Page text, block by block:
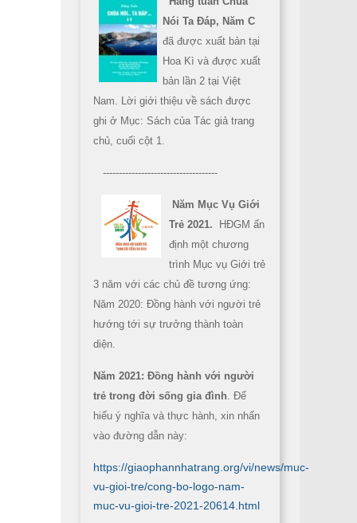
Nói Ta Đáp, Năm C
đã được xuất bản tại
Hoa Kì và được xuất
bản lần 2 tại Việt
Nam. Lời giới thiệu về sách được
ghi ở Mục: Sách của Tác giả trang
chủ, cuối cột 1.
------------------------------------
Năm Mục Vụ Giới
Trẻ 2021.
HĐGM ấn
định một chương
trình Mục vụ Giới trẻ
3 năm với các chủ đề tương ứng:
Năm 2020: Đồng hành với người trẻ
hướng tới sự trưởng thành toàn
diện.
Năm 2021: Đồng hành với người
trẻ trong đời sống gia đình. Để
hiểu ý nghĩa và thực hành, xin nhấn
vào đường dẫn này:
https://giaophannhatrang.org/vi/news/muc-
vu-gioi-tre/cong-bo-logo-nam-
muc-vu-gioi-tre-2021-20614.html